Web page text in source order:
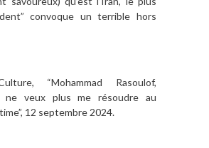
convoque un terrible hors
“Mohammad Rasoulof,
ne veux plus me résoudre au
12 septembre 2024.